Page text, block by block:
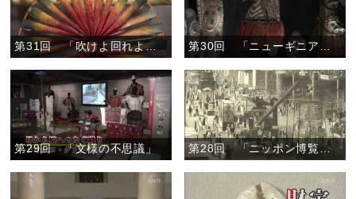
第31回 「吹けよ回れよ風車」 第30回 「ニューギニア島の仮面」
第29回 「文様の不思議」 第28回 「ニッポン博覧会事情」